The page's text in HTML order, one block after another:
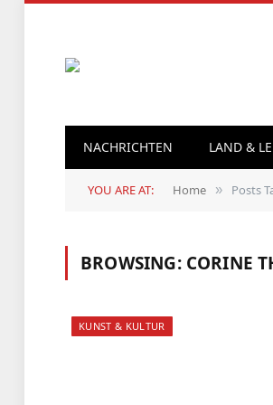
NACHRICHTEN LAND &
YOU ARE AT: Home » Posts
BROWSING: CORINE
KUNST & KULTUR